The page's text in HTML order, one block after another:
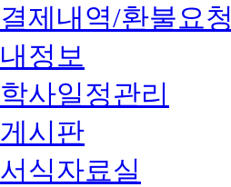
결제내역/환불요청
내정보
학사일정관리
게시판
서식자료실